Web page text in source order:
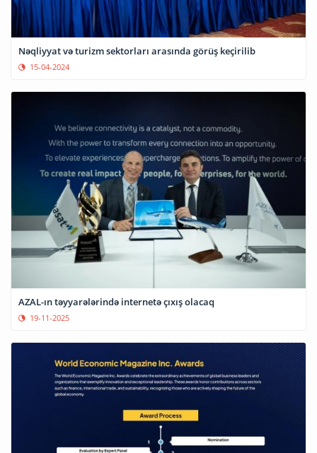
Nəqliyyat və turizm sektorları arasında görüş keçirilib
15-04-2024
AZAL-ın təyyarələrində internetə çıxış olacaq
19-11-2025